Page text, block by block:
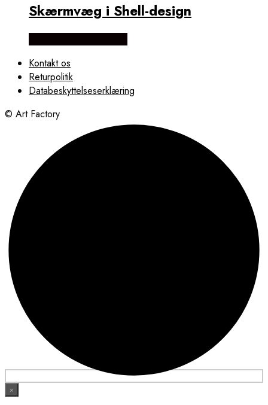
Skærmvæg i Shell-design
Kontakt os
Returpolitik
Databeskyttelseserklæring
© Art Factory
×